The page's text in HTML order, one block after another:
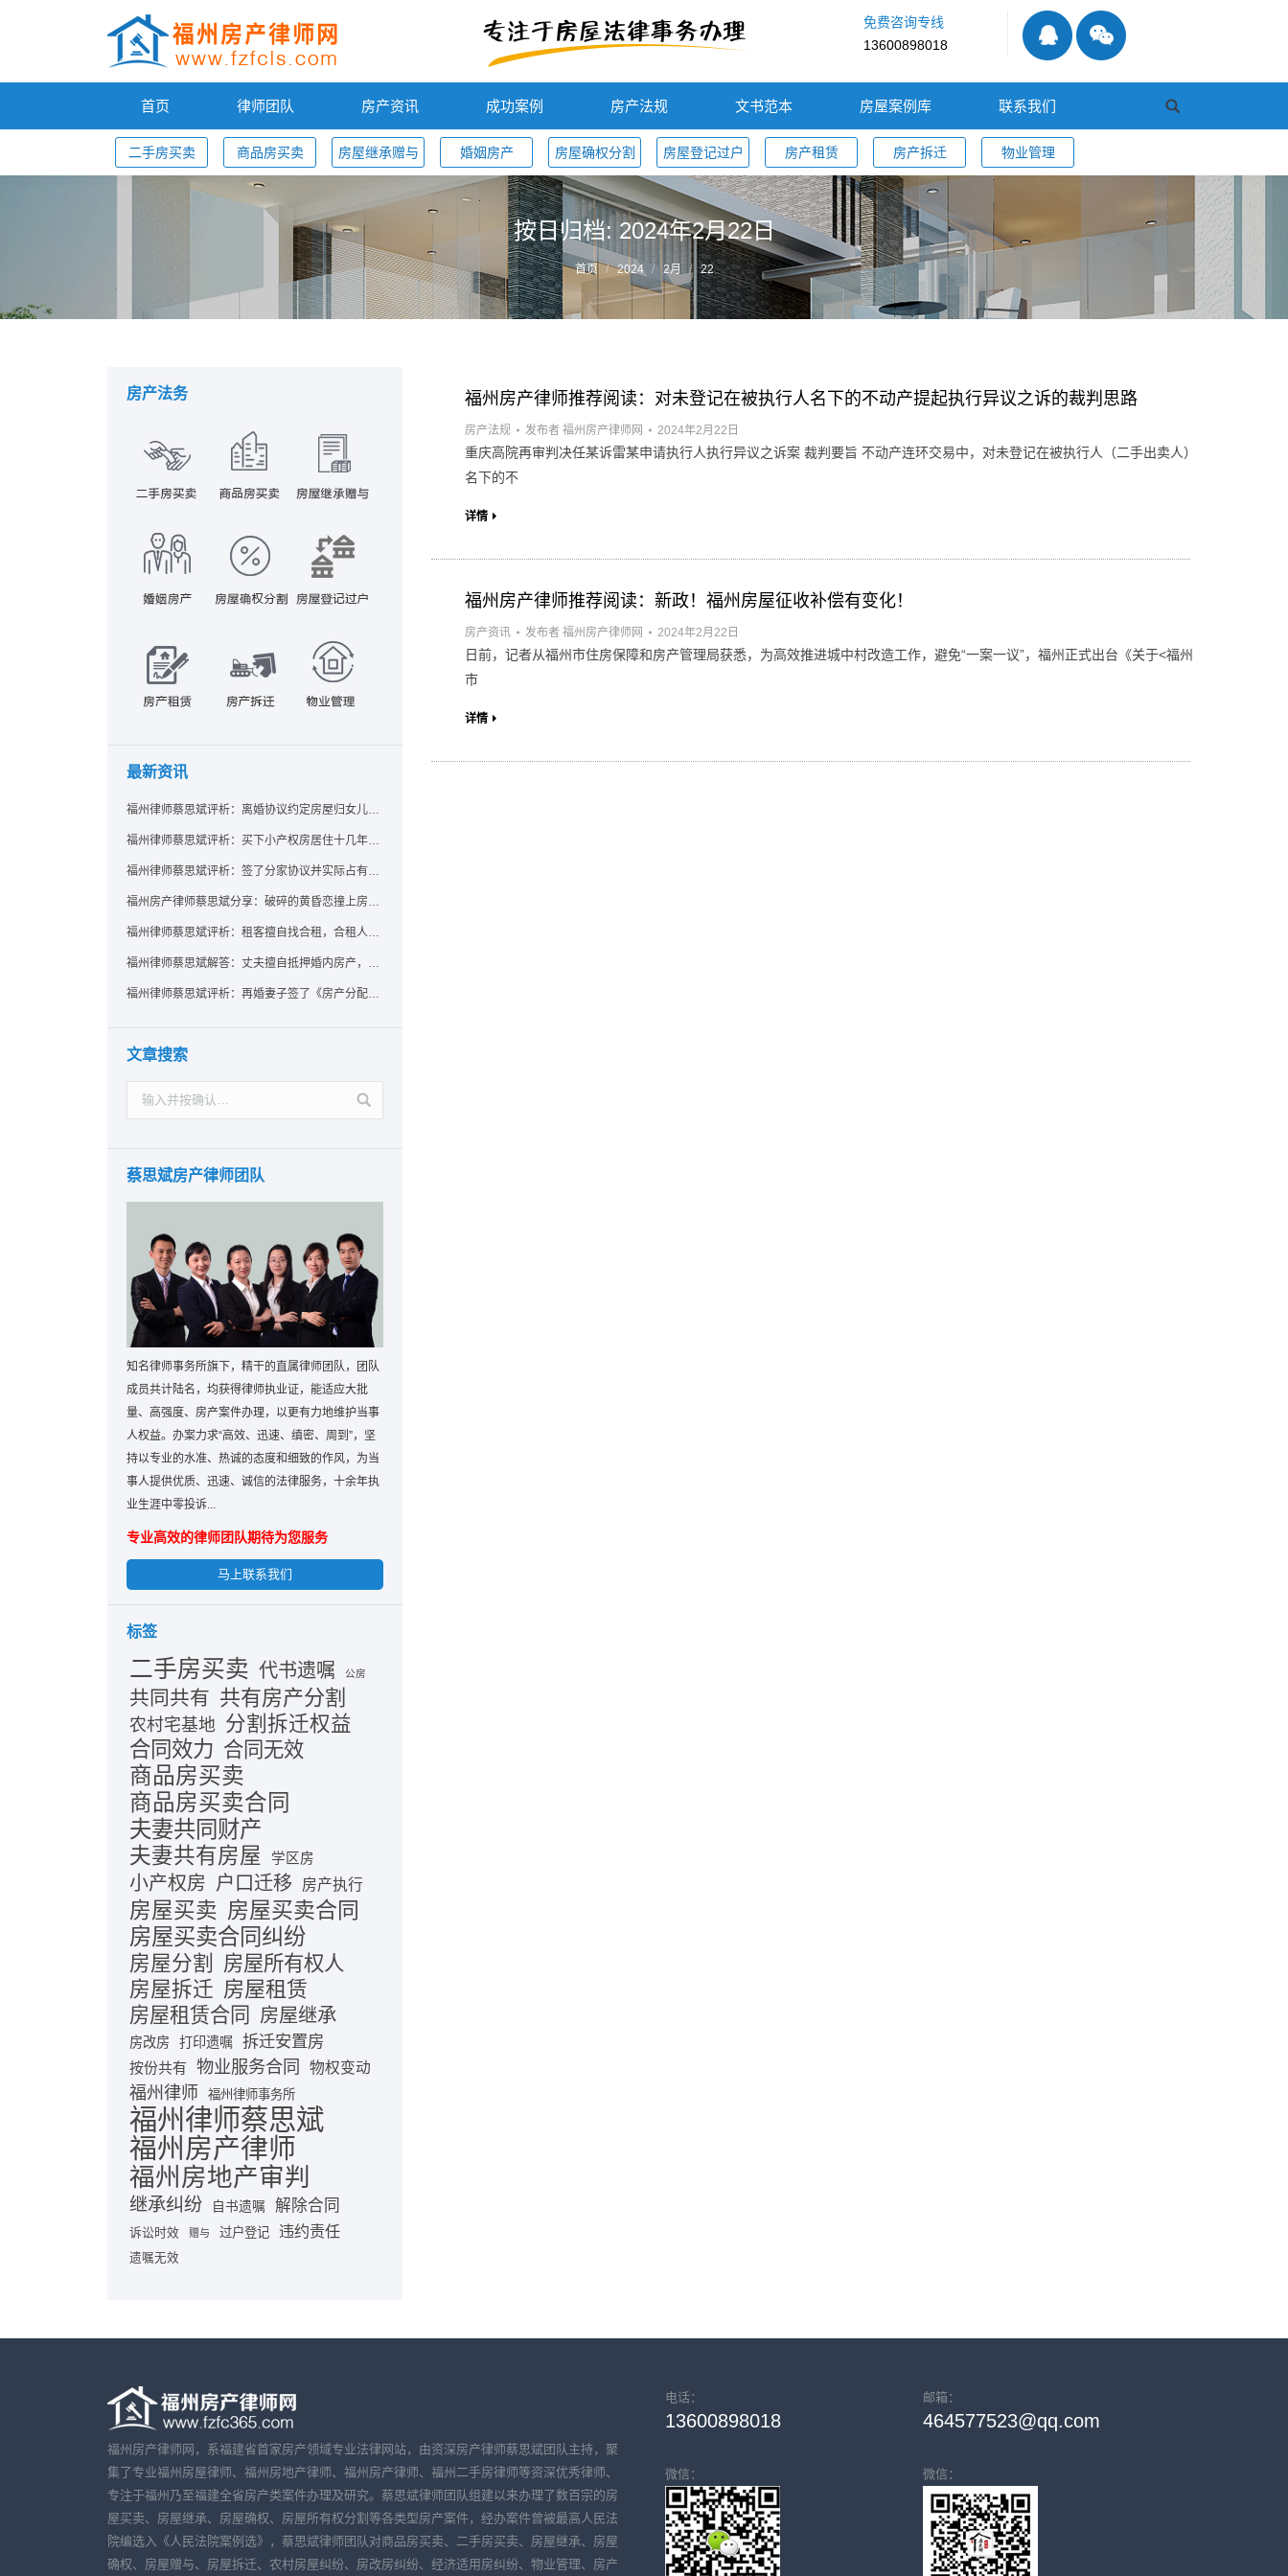
免费咨询专线
13600898018
首页 律师团队 房产资讯 成功案例 房产法规 文书范本 房屋案例库 联系我们
二手房买卖 商品房买卖 房屋继承赠与 婚姻房产 房屋确权分割 房屋登记过户 房产租赁 房产拆迁 物业管理
按日归档: 2024年2月22日
首页 2024 2月 22
福州房产律师推荐阅读：对未登记在被执行人名下的不动产提起执行异议之诉的裁判思路
房产法规 发布者 福州房产律师网 2024年2月22日
重庆高院再审判决任某诉雷某申请执行人执行异议之诉案 裁判要旨 不动产连环交易中，对未登记在被执行人（二手出卖人）
名下的不
详情
福州房产律师推荐阅读：新政！福州房屋征收补偿有变化！
房产资讯 发布者 福州房产律师网 2024年2月22日
日前，记者从福州市住房保障和房产管理局获悉，为高效推进城中村改造工作，避免“一案一议”，福州正式出台《关于<福州
市
详情
房产法务
最新资讯
福州律师蔡思斌评析：离婚协议约定房屋归女儿所有，父亲去世后继母能否拒绝过户？
福州律师蔡思斌评析：买下小产权房居住十几年，卖家去世后其女儿竟起诉要求继承？
福州律师蔡思斌评析：签了分家协议并实际占有，房产就一定是囊中之物了吗？法院：只要未过户，共有权人反悔了就可撤销赠与！
福州房产律师蔡思斌分享：破碎的黄昏恋撞上房产证，给出的房子能要回吗？ 法院：参照适用《婚姻家庭编解释（二）》规定，支持恋爱中无重大过错给予方返还房屋的诉请
福州律师蔡思斌评析：租客擅自找合租，合租人在屋里自杀，房东能找租客索赔吗？
福州律师蔡思斌解答：丈夫擅自抵押婚内房产，配偶该如何维权？
福州律师蔡思斌评析：再婚妻子签了《房产分配协议》却拿不到房？福州中院：无所有权基础实为赠与，过户前可撤销！
文章搜索
蔡思斌房产律师团队
知名律师事务所旗下，精干的直属律师团队，团队
成员共计陆名，均获得律师执业证，能适应大批
量、高强度、房产案件办理，以更有力地维护当事
人权益。办案力求“高效、迅速、缜密、周到”，坚
持以专业的水准、热诚的态度和细致的作风，为当
事人提供优质、迅速、诚信的法律服务，十余年执
业生涯中零投诉...
专业高效的律师团队期待为您服务
马上联系我们
标签
二手房买卖 代书遗嘱 公房
共同共有 共有房产分割
农村宅基地 分割拆迁权益
合同效力 合同无效
商品房买卖
商品房买卖合同
夫妻共同财产
夫妻共有房屋 学区房
小产权房 户口迁移 房产执行
房屋买卖 房屋买卖合同
房屋买卖合同纠纷
房屋分割 房屋所有权人
房屋拆迁 房屋租赁
房屋租赁合同 房屋继承
房改房 打印遗嘱 拆迁安置房
按份共有 物业服务合同 物权变动
福州律师 福州律师事务所
福州律师蔡思斌
福州房产律师
福州房地产审判
继承纠纷 自书遗嘱 解除合同
诉讼时效 赠与 过户登记 违约责任
遗嘱无效
福州房产律师网，系福建省首家房产领域专业法律网站，由资深房产律师蔡思斌团队主持，聚
集了专业福州房屋律师、福州房地产律师、福州房产律师、福州二手房律师等资深优秀律师、
专注于福州乃至福建全省房产类案件办理及研究。蔡思斌律师团队组建以来办理了数百宗的房
屋买卖、房屋继承、房屋确权、房屋所有权分割等各类型房产案件，经办案件曾被最高人民法
院编选入《人民法院案例选》，蔡思斌律师团队对商品房买卖、二手房买卖、房屋继承、房屋
确权、房屋赠与、房屋拆迁、农村房屋纠纷、房改房纠纷、经济适用房纠纷、物业管理、房产
电话：
13600898018
邮箱：
464577523@qq.com
微信： 微信：